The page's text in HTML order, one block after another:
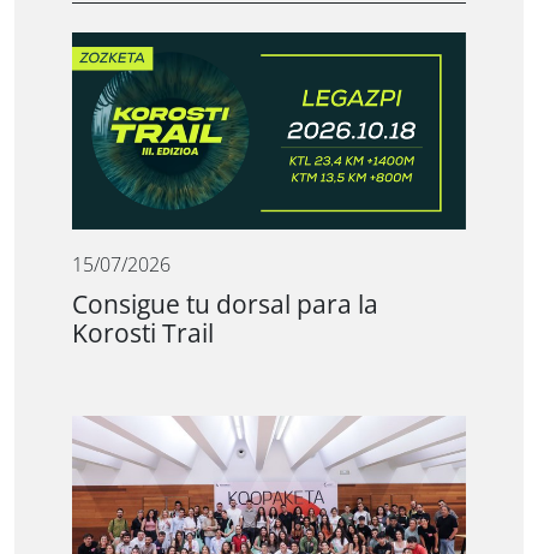
15/07/2026
Consigue tu dorsal para la
Korosti Trail